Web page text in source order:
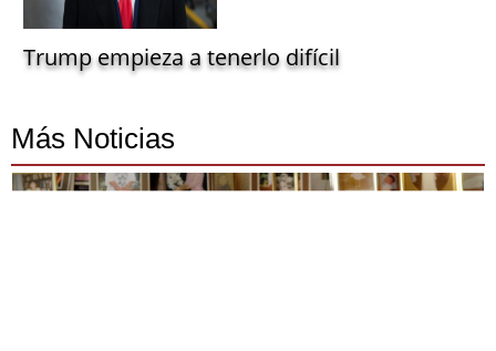
Trump empieza a tenerlo difícil
Más Noticias